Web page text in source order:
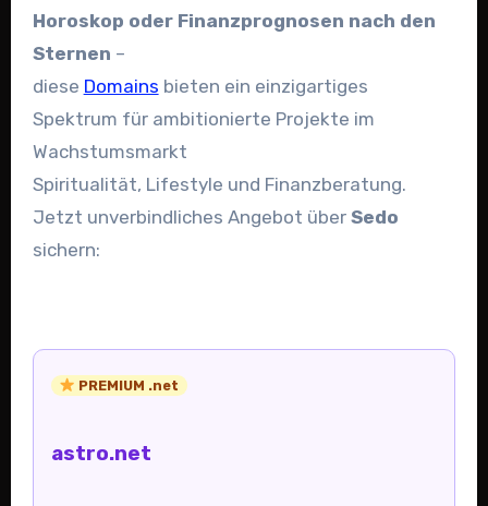
Horoskop oder Finanzprognosen nach den
Sternen –
diese Domains bieten ein einzigartiges
Spektrum für ambitionierte Projekte im
Wachstumsmarkt
Spiritualität, Lifestyle und Finanzberatung.
Jetzt unverbindliches Angebot über Sedo
sichern:
PREMIUM .net
astro.net